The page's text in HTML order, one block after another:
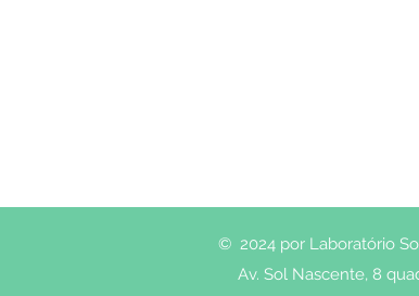
© 2024 por Laboratório
Av. Sol Nascente, 8